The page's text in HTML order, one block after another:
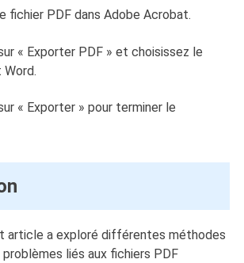
fichier PDF dans Adobe Acrobat.
« Exporter PDF » et choisissez le
« Exporter » pour terminer le
article a exploré différentes méthodes
liés aux fichiers PDF